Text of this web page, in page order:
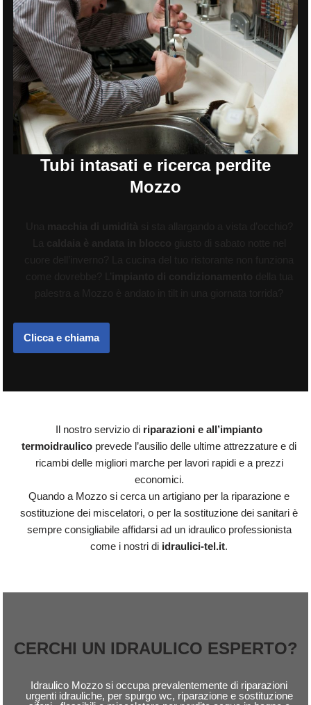
Tubi intasati e ricerca perdite
Mozzo
Clicca e chiama
Il nostro servizio di riparazioni e all’impianto
termoidraulico prevede l’ausilio delle ultime attrezzature e di
ricambi delle migliori marche per lavori rapidi e a prezzi
economici.
Quando a Mozzo si cerca un artigiano per la riparazione e
sostituzione dei miscelatori, o per la sostituzione dei sanitari è
sempre consigliabile affidarsi ad un idraulico professionista
come i nostri di idraulici-tel.it.
CERCHI UN IDRAULICO ESPERTO?
Idraulico Mozzo si occupa prevalentemente di riparazioni
urgenti idrauliche, per spurgo wc, riparazione e sostituzione